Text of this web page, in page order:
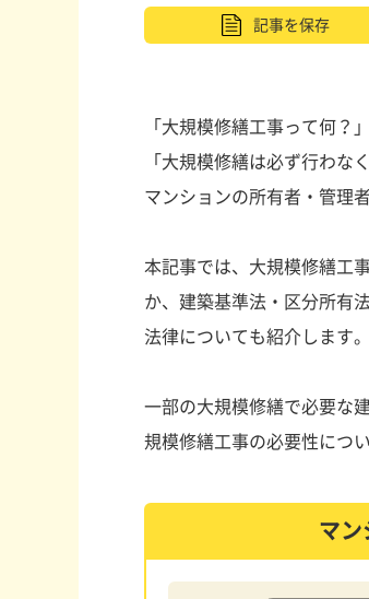
記事を保存
「大規模修繕工事って何？」
「大規模修繕は必ず行わな
マンションの所有者・管理
本記事では、大規模修繕工
か、建築基準法・区分所有
法律についても紹介します。
一部の大規模修繕で必要な
規模修繕工事の必要性につ
マン